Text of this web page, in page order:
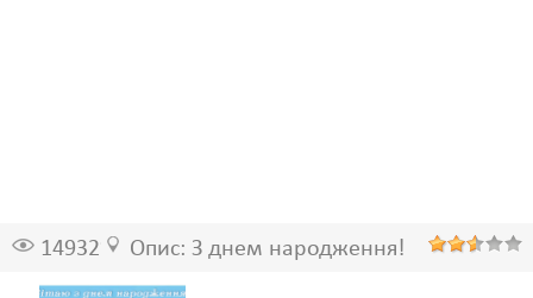
14932 Опис: З днем народження!